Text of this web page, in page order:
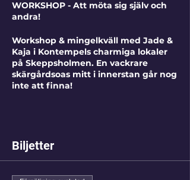
WORKSHOP - Att möta sig själv och
andra!
Workshop & mingelkväll med Jade &
Kaja i Kontempels charmiga lokaler
på Skeppsholmen. En vackrare
skärgårdsoas mitt i innerstan går nog
inte att finna!
utgångspunkt i Non Violent
Biljetter